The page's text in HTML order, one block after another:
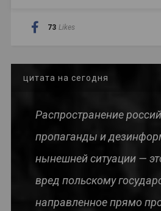
73 Likes
цитата на сегодня
Распространение
пропаганды и
нынешней ситуации —
вред польскому
направленное прямо